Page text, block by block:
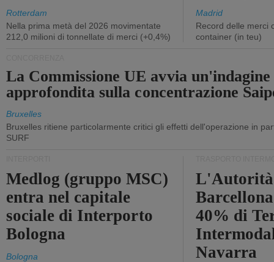
Rotterdam
Nella prima metà del 2026 movimentate
212,0 milioni di tonnellate di merci (+0,4%)
Madrid
Record delle merci
container (in teu)
La Commissione UE avvia un'indagine
approfondita sulla concentrazione
Bruxelles
Bruxelles ritiene particolarmente critici gli effetti dell'operazione in
SURF
Medlog (gruppo MSC)
entra nel capitale
sociale di Interporto
Bologna
Bologna
40% di
Navarra